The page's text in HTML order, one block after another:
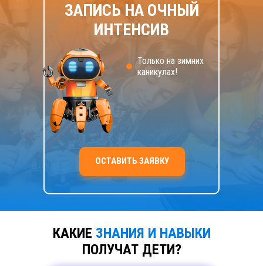
Только на зимних
каникулах!
ОСТАВИТЬ ЗАЯВКУ
ЗАПИСЬ НА ОЧНЫЙ
ИНТЕНСИВ
КАКИЕ ЗНАНИЯ И НАВЫКИ
ПОЛУЧАТ ДЕТИ?